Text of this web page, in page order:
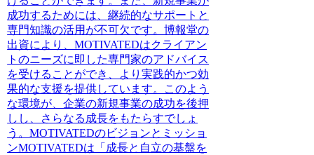
成功するためには、継続的なサポートと
専門知識の活用が不可欠です。博報堂の
出資により、MOTIVATEDはクライアン
トのニーズに即した専門家のアドバイス
を受けることができ、より実践的かつ効
果的な支援を提供しています。このよう
な環境が、企業の新規事業の成功を後押
しし、さらなる成長をもたらすでしょ
う。MOTIVATEDのビジョンとミッショ
ンMOTIVATEDは「成長と自立の基盤を